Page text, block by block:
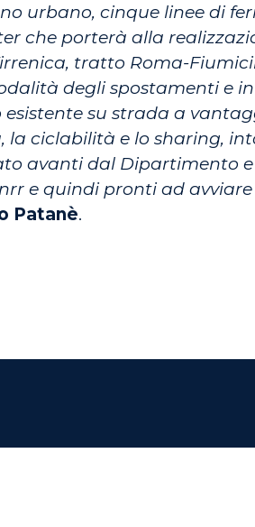
urbano, cinque linee di
che porterà alla
tratto Roma-
degli spostamenti e
su strada a
ciclabilità e lo sharing,
avanti dal Dipartimento
e quindi pronti ad
Patanè.